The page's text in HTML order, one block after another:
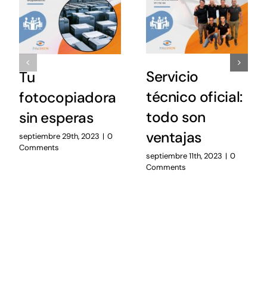
Tu
fotocopiadora
sin esperas
septiembre 29th, 2023 | 0
Comments
Servicio
técnico oficial:
todo son
ventajas
septiembre 11th, 2023 | 0
Comments